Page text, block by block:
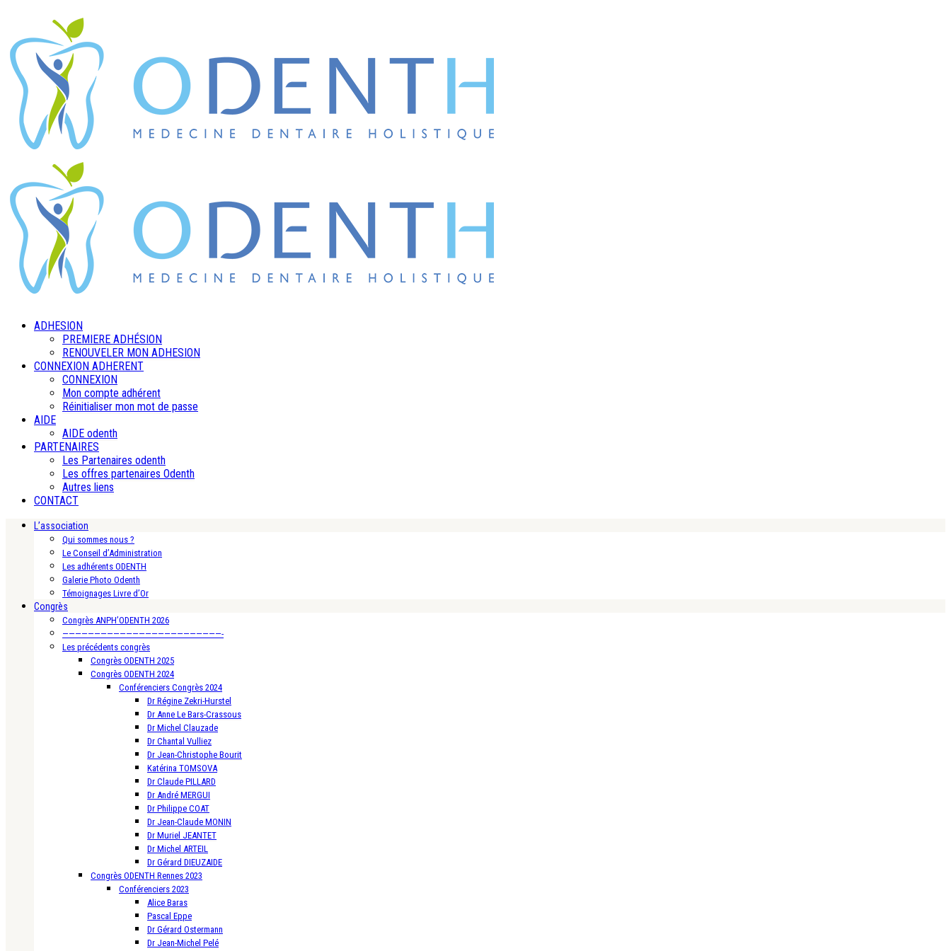
ADHESION
PREMIERE ADHÉSION
RENOUVELER MON ADHESION
CONNEXION ADHERENT
CONNEXION
Mon compte adhérent
Réinitialiser mon mot de passe
AIDE
AIDE odenth
PARTENAIRES
Les Partenaires odenth
Les offres partenaires Odenth
Autres liens
CONTACT
L’association
Qui sommes nous ?
Le Conseil d’Administration
Les adhérents ODENTH
Galerie Photo Odenth
Témoignages Livre d’Or
Congrès
Congrès ANPH’ODENTH 2026
—————————————————————————-
Les précédents congrès
Congrès ODENTH 2025
Congrès ODENTH 2024
Conférenciers Congrès 2024
Dr Régine Zekri-Hurstel
Dr Anne Le Bars-Crassous
Dr Michel Clauzade
Dr Chantal Vulliez
Dr Jean-Christophe Bourit
Katérina TOMSOVA
Dr Claude PILLARD
Dr André MERGUI
Dr Philippe COAT
Dr Jean-Claude MONIN
Dr Muriel JEANTET
Dr Michel ARTEIL
Dr Gérard DIEUZAIDE
Congrès ODENTH Rennes 2023
Conférenciers 2023
Alice Baras
Pascal Eppe
Dr Gérard Ostermann
Dr Jean-Michel Pelé